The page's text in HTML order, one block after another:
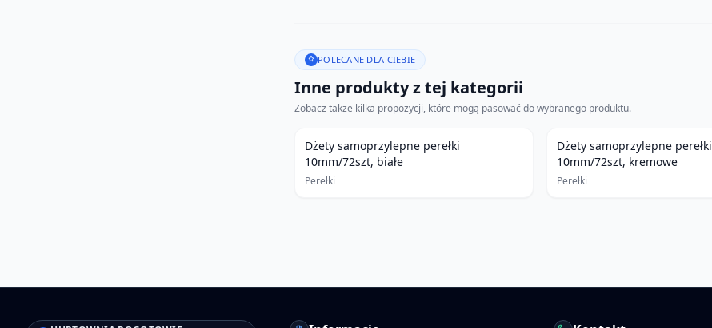
POLECANE DLA CIEBIE
Inne produkty z tej kategorii
Zobacz także kilka propozycji, które mogą pasować do wybranego produktu.
Dżety samoprzylepne perełki
10mm/72szt, białe
Perełki
Dżety samoprzylepne perełki
10mm/72szt, kremowe
Perełki